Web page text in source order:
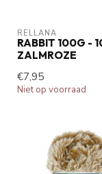
RELLANA
RABBIT 100G -
ZALMROZE
€7,95
Niet op voorraad